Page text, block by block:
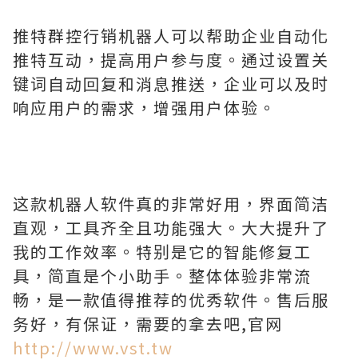
推特群控行销机器人可以帮助企业自动化
推特互动，提高用户参与度。通过设置关
键词自动回复和消息推送，企业可以及时
响应用户的需求，增强用户体验。
这款机器人软件真的非常好用，界面简洁
直观，工具齐全且功能强大。大大提升了
我的工作效率。特别是它的智能修复工
具，简直是个小助手。整体体验非常流
畅，是一款值得推荐的优秀软件。售后服
务好，有保证，需要的拿去吧,官网
http://www.vst.tw